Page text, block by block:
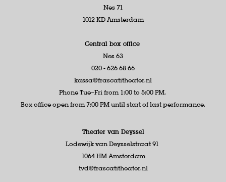
Nes 71
1012 KD Amsterdam
Central box office
Nes 63
020 - 626 68 66
kassa@frascatitheater.nl
Phone Tue–Fri from 1:00 to 5:00 PM.
Box office open from 7:00 PM until start of last performance.
Theater van Deyssel
Lodewijk van Deysselstraat 91
1064 HM Amsterdam
tvd@frascatitheater.nl